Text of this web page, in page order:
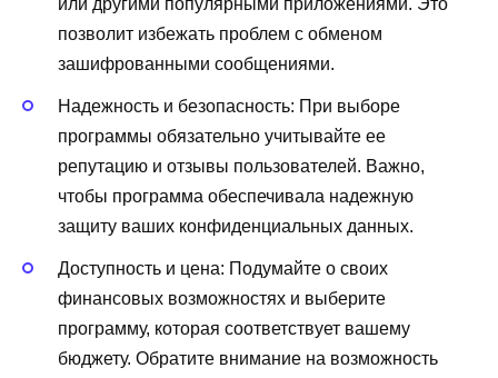
или другими популярными приложениями. Это
позволит избежать проблем с обменом
зашифрованными сообщениями.
Надежность и безопасность: При выборе
программы обязательно учитывайте ее
репутацию и отзывы пользователей. Важно,
чтобы программа обеспечивала надежную
защиту ваших конфиденциальных данных.
Доступность и цена: Подумайте о своих
финансовых возможностях и выберите
программу, которая соответствует вашему
бюджету. Обратите внимание на возможность